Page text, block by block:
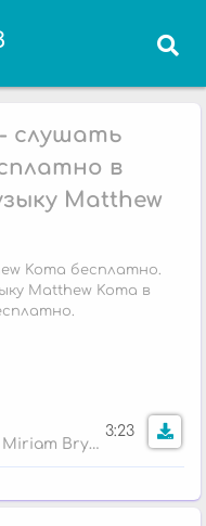
слушать
в
Matthew
Koma бесплатно.
Matthew Koma в
Zedd ft. Matthew Koma ft. Miriam Bryant
3:23